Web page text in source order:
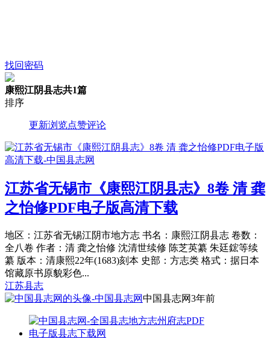
找回密码
康熙江阴县志共1篇
排序
更新浏览点赞评论
江苏省无锡市《康熙江阴县志》8卷 清 龚
之怡修PDF电子版高清下载
地区：江苏省无锡江阴市地方志 书名：康熙江阴县志 卷数：
全八卷 作者：清 龚之怡修 沈清世续修 陈芝英纂 朱廷鋐等续
纂 版本：清康熙22年(1683)刻本 史部：方志类 格式：据日本
馆藏原书原貌彩色...
江苏县志
中国县志网3年前